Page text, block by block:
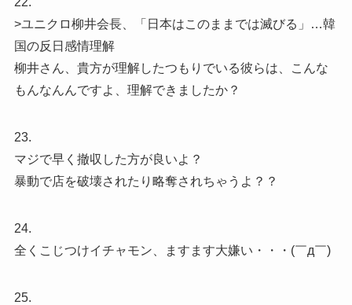
>ユニクロ柳井会長、「日本はこのままでは滅びる」…韓
国の反日感情理解
柳井さん、貴方が理解したつもりでいる彼らは、こんな
もんなんんですよ、理解できましたか？
23.
マジで早く撤収した方が良いよ？
暴動で店を破壊されたり略奪されちゃうよ？？
24.
全くこじつけイチャモン、ますます大嫌い・・・(￣д￣)
25.